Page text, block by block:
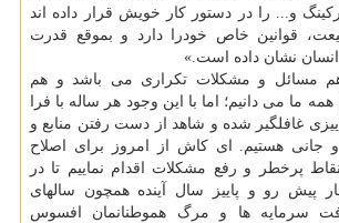
و... را در دستور کار خویش قرار داده اند
قوانین خاص خودرا دارد و بموقع قدرت
نشان داده است.»
مسائل و مشکلات تکراری می باشد و هم
ما می دانیم؛ اما با این وجود هر ساله با فرا
غافلگیر شده و شاهد از دست رفتن منابع و
جانی هستیم. ای کاش از امروز برای اصلاح
پرخطر و رفع مشکلات اقدام نماییم تا در
پیش رو و پاییز سال آینده همچون سالهای
سرمایه ها و مرگ هموطنانمان افسوس